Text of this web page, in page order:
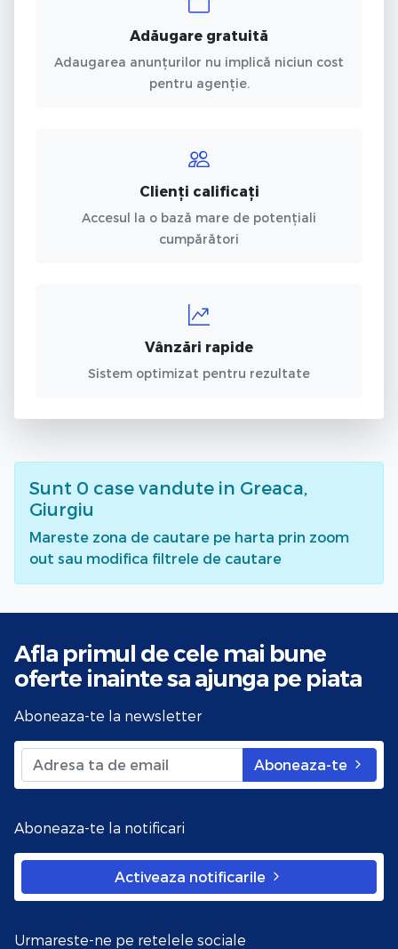
Adăugare gratuită
Adaugarea anunțurilor nu implică niciun cost
pentru agenție.
Clienți calificați
Accesul la o bază mare de potențiali
cumpărători
Vânzări rapide
Sistem optimizat pentru rezultate
Sunt 0 case vandute in Greaca,
Giurgiu
Mareste zona de cautare pe harta prin zoom
out sau modifica filtrele de cautare
Afla primul de cele mai bune
oferte inainte sa ajunga pe piata
Aboneaza-te la newsletter
Aboneaza-te
Aboneaza-te la notificari
Activeaza notificarile
Urmareste-ne pe retelele sociale